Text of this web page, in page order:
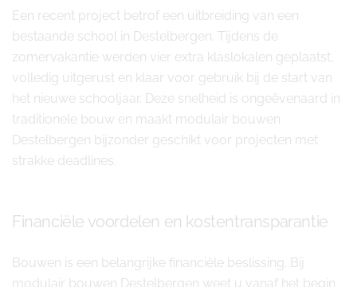
Een recent project betrof een uitbreiding van een
bestaande school in Destelbergen. Tijdens de
zomervakantie werden vier extra klaslokalen geplaatst,
volledig uitgerust en klaar voor gebruik bij de start van
het nieuwe schooljaar. Deze snelheid is ongeëvenaard in
traditionele bouw en maakt modulair bouwen
Destelbergen bijzonder geschikt voor projecten met
strakke deadlines.
Financiële voordelen en kostentransparantie
Bouwen is een belangrijke financiële beslissing. Bij
modulair bouwen Destelbergen weet u vanaf het begin